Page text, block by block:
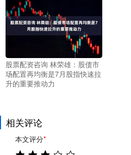
股票配资咨询 林荣雄：股债市
场配置再均衡是7月股指快速拉
升的重要推动力
相关评论
本文评分*